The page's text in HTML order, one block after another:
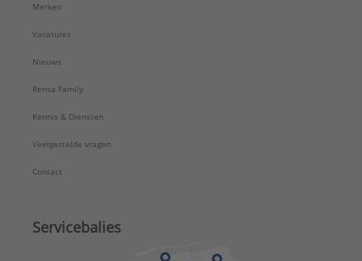
Merken
Vacatures
Nieuws
Rensa Family
Kennis & Diensten
Veelgestelde vragen
Contact
Servicebalies